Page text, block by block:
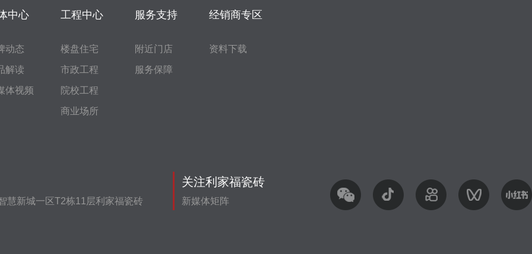
中心
动态
解读
体视频
工程中心
楼盘住宅
市政工程
院校工程
商业场所
服务支持
附近门店
服务保障
经销商专区
资料下载
慧新城一区T2栋11层利家福瓷砖
关注利家福瓷砖
新媒体矩阵